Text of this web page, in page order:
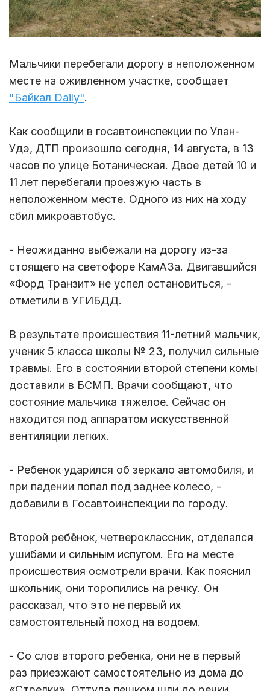
Мальчики перебегали дорогу в неположенном
месте на оживленном участке, сообщает
"Байкал Daily".
Как сообщили в госавтоинспекции по Улан-
Удэ, ДТП произошло сегодня, 14 августа, в 13
часов по улице Ботаническая. Двое детей 10 и
11 лет перебегали проезжую часть в
неположенном месте. Одного из них на ходу
сбил микроавтобус.
- Неожиданно выбежали на дорогу из-за
стоящего на светофоре КамАЗа. Двигавшийся
«Форд Транзит» не успел остановиться, -
отметили в УГИБДД.
В результате происшествия 11-летний мальчик,
ученик 5 класса школы № 23, получил сильные
травмы. Его в состоянии второй степени комы
доставили в БСМП. Врачи сообщают, что
состояние мальчика тяжелое. Сейчас он
находится под аппаратом искусственной
вентиляции легких.
- Ребенок ударился об зеркало автомобиля, и
при падении попал под заднее колесо, -
добавили в Госавтоинспекции по городу.
Второй ребёнок, четвероклассник, отделался
ушибами и сильным испугом. Его на месте
происшествия осмотрели врачи. Как пояснил
школьник, они торопились на речку. Он
рассказал, что это не первый их
самостоятельный поход на водоем.
- Со слов второго ребенка, они не в первый
раз приезжают самостоятельно из дома до